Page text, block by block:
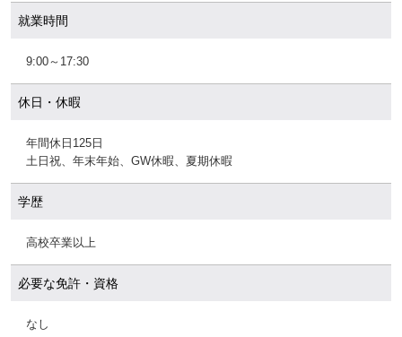
就業時間
9:00～17:30
休日・休暇
年間休日125日
土日祝、年末年始、GW休暇、夏期休暇
学歴
高校卒業以上
必要な免許・資格
なし